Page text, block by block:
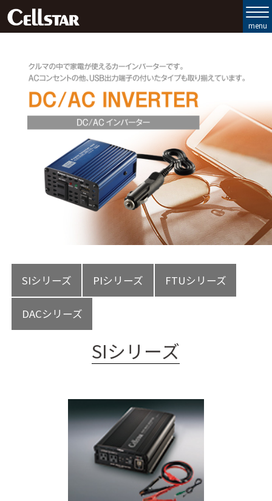
セルスターの強み
お客様サポート
お問い合わせ
Cellstar Direct
サイト内検索
SIシリーズ PIシリーズ FTUシリーズ
DACシリーズ
SIシリーズ